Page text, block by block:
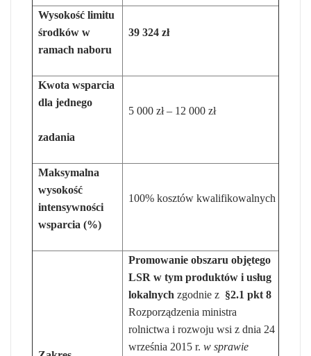
Wysokość limitu
środków w
ramach naboru
39 324 zł
Kwota wsparcia
dla jednego
zadania
5 000 zł – 12 000 zł
Maksymalna
wysokość
intensywności
wsparcia (%)
100% kosztów kwalifikowalnych
Promowanie obszaru objętego
LSR w tym produktów i usług
lokalnych zgodnie z§2.1 pkt 8
Rozporządzenia ministra
rolnictwa i rozwoju wsi z dnia 24
września 2015 r. w sprawie